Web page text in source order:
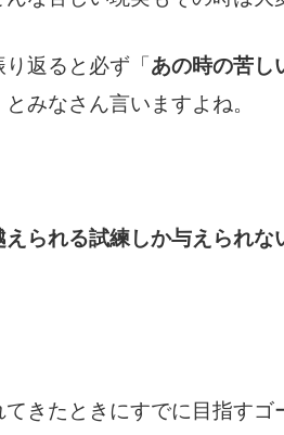
返ると必ず「あの時の苦し
とみなさん言いますよね。
えられる試練しか与えられな
てきたときにすでに目指す